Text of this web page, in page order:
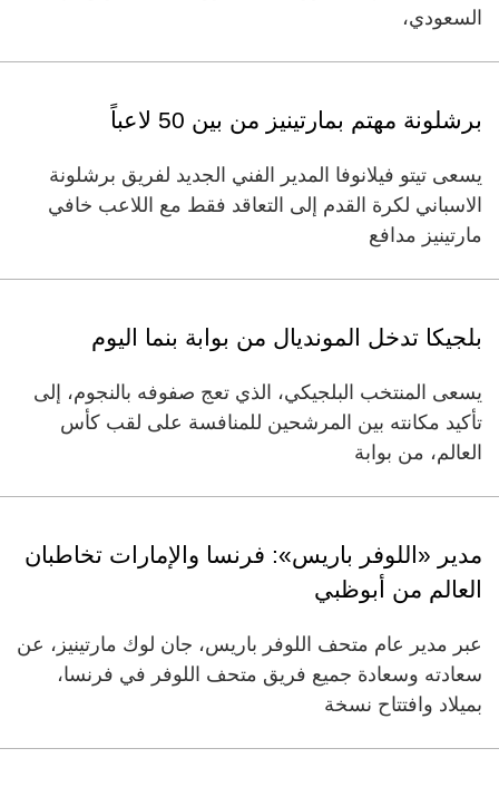
السعودي،
برشلونة مهتم بمارتينيز من بين 50 لاعباً
يسعى تيتو فيلانوفا المدير الفني الجديد لفريق برشلونة
الاسباني لكرة القدم إلى التعاقد فقط مع اللاعب خافي
مارتينيز مدافع
بلجيكا تدخل المونديال من بوابة بنما اليوم
يسعى المنتخب البلجيكي، الذي تعج صفوفه بالنجوم، إلى
تأكيد مكانته بين المرشحين للمنافسة على لقب كأس
العالم، من بوابة
مدير «اللوفر باريس»: فرنسا والإمارات تخاطبان
العالم من أبوظبي
عبر مدير عام متحف اللوفر باريس، جان لوك مارتينيز، عن
سعادته وسعادة جميع فريق متحف اللوفر في فرنسا،
بميلاد وافتتاح نسخة